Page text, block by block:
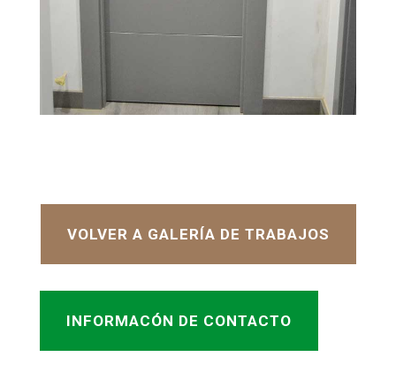
VOLVER A GALERÍA DE TRABAJOS
INFORMACÓN DE CONTACTO